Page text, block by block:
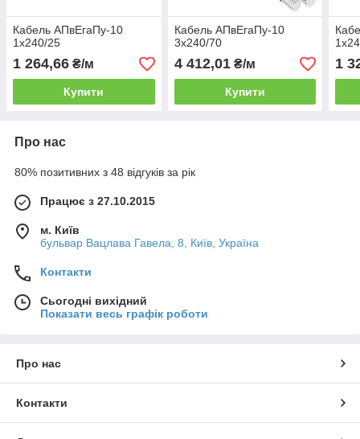
Кабель АПвЕгаПу-10
1х240/25
1 264,66 ₴/м
Купити
Кабель АПвЕгаПу‑10
3х240/70
4 412,01₴/м
Купити
1
Про нас
80% позитивних з 48 відгуків за рік
Працює з 27.10.2015
м. Київ
бульвар Вацлава Гавела, 8, Київ, Україна
Контакти
Сьогодні вихідний
Показати весь графік роботи
Про нас
Контакти